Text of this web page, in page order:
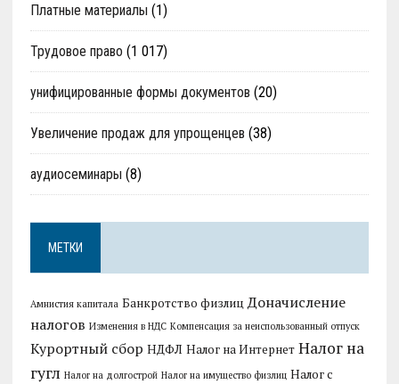
Платные материалы (1)
Трудовое право (1 017)
унифицированные формы документов (20)
Увеличение продаж для упрощенцев (38)
аудиосеминары (8)
МЕТКИ
Амнистия капитала Банкротство физлиц Доначисление
налогов Изменения в НДС Компенсация за неиспользованный отпуск
Курортный сбор НДФЛ Налог на Интернет Налог на
гугл Налог на долгострой Налог на имущество физлиц Налог с